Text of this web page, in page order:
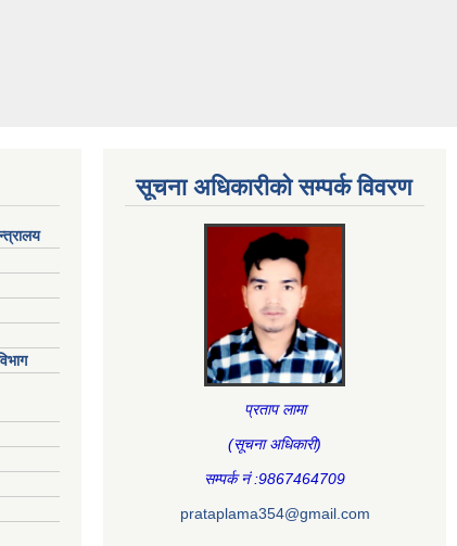
सूचना अधिकारीकाे सम्पर्क विवरण
प्रताप लामा
(सूचना अधिकारी)
सम्पर्क नं :9867464709
prataplama354@gmail.com